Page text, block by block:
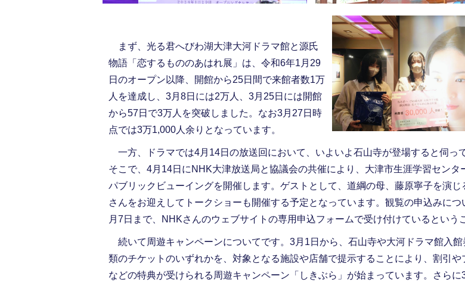
まず、光る君へびわ湖大津大河ドラマ館と源氏
物語「恋するもののあはれ展」は、令和6年1月29
日のオープン以降、開館から25日間で来館者数1万
人を達成し、3月8日には2万人、3月25日には開館
から57日で3万人を突破しました。なお3月27日時
点では3万1,000人余りとなっています。
一方、ドラマでは4月14日の放送回において、いよいよ石山寺が登場すると伺っ
そこで、4月14日にNHK大津放送局と協議会の共催により、大津市生涯学習センタ
パブリックビューイングを開催します。ゲストとして、道綱の母、藤原寧子を演じ
さんをお迎えしてトークショーも開催する予定となっています。観覧の申込みにつ
月7日まで、NHKさんのウェブサイトの専用申込フォームで受け付けているという
続いて周遊キャンペーンについてです。3月1日から、石山寺や大河ドラマ館入館
類のチケットのいずれかを、対象となる施設や店舗で提示することにより、割引や
などの特典が受けられる 周遊キャンペーン「しきぶら」 が始まっています。さらに